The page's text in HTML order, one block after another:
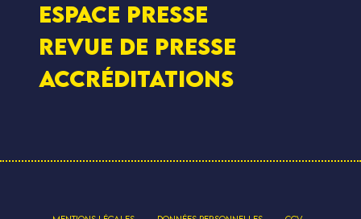
Espace presse
Revue de presse
Accréditations